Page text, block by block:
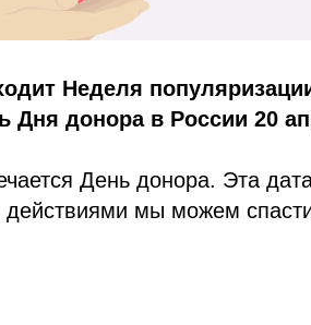
Неделя
Дня донора в России 20
День донора. Эта
действиями мы можем